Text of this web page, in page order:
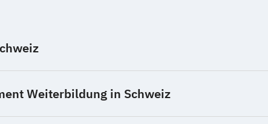
Weiterbildung in Schweiz